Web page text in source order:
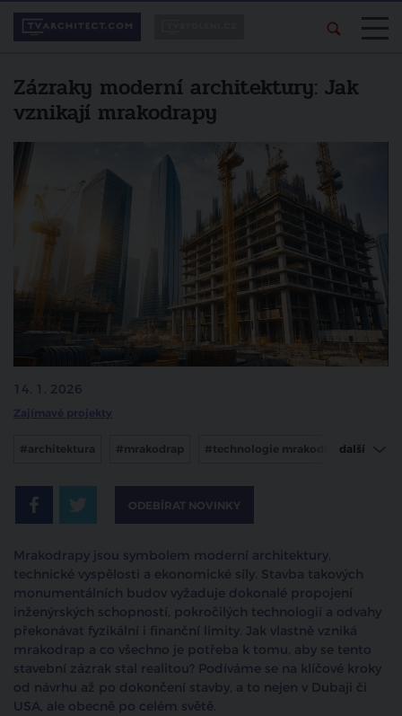
Zázraky moderní architektury: Jak
vznikají mrakodrapy
14. 1. 2026
Zajímavé projekty
#architektura #mrakodrap #technologie mrakodrapudalší
ODEBÍRAT NOVINKY
Mrakodrapy jsou symbolem moderní architektury,
technické vyspělosti a ekonomické síly. Stavba takových
monumentálních budov vyžaduje dokonalé propojení
inženýrských schopností, pokročilých technologií a odvahy
překonávat fyzikální i finanční limity. Jak vlastně vzniká
mrakodrap a co všechno je potřeba k tomu, aby se tento
stavební zázrak stal realitou? Podíváme se na klíčové kroky
od návrhu až po dokončení stavby, a to nejen v Dubaji či
USA, ale obecně po celém světě.